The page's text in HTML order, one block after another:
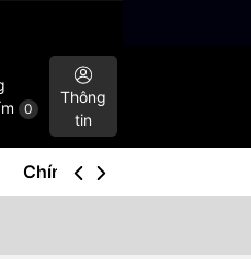
0
Thông
tin
Chính sách mua lại